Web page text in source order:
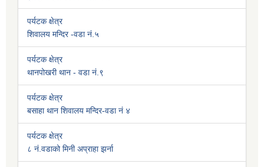
पर्यटक क्षेत्र
शिवालय मन्दिर -वडा नं.५
पर्यटक क्षेत्र
थानपोखरी थान - वडा नं.९
पर्यटक क्षेत्र
बसाहा थान शिवालय मन्दिर-वडा नं ४
पर्यटक क्षेत्र
८ नं.वडाको मिनी अप्राहा झर्ना